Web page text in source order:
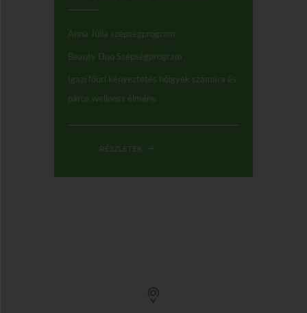
Anna Júlia szépségprogram
Beauty Duo Szépségprogram
Igazi főúri kényeztetés hölgyek számára és
páros wellness élmény.
RÉSZLETEK